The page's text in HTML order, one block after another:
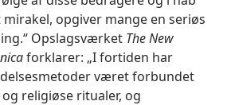
opgiver mange en seriøs
Opslagsværket The New
forklarer: „I fortiden har
været forbundet
religiøse ritualer, og